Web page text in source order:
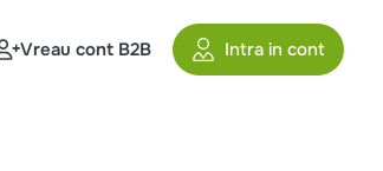
Vreau cont B2B Intra in cont